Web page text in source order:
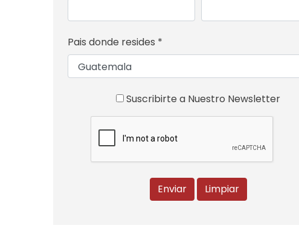
Pais donde resides *
Suscribirte a Nuestro Newsletter
Enviar Limpiar